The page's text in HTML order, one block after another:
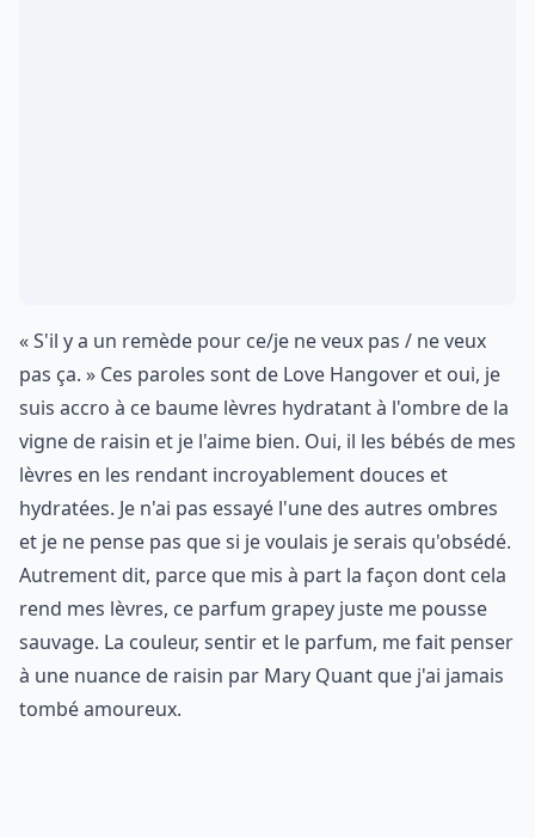
« S'il y a un remède pour ce/je ne veux pas / ne veux
pas ça. » Ces paroles sont de Love Hangover et oui, je
suis accro à ce baume lèvres hydratant à l'ombre de la
vigne de raisin et je l'aime bien. Oui, il les bébés de mes
lèvres en les rendant incroyablement douces et
hydratées. Je n'ai pas essayé l'une des autres ombres
et je ne pense pas que si je voulais je serais qu'obsédé.
Autrement dit, parce que mis à part la façon dont cela
rend mes lèvres, ce parfum grapey juste me pousse
sauvage. La couleur, sentir et le parfum, me fait penser
à une nuance de raisin par Mary Quant que j'ai jamais
tombé amoureux.